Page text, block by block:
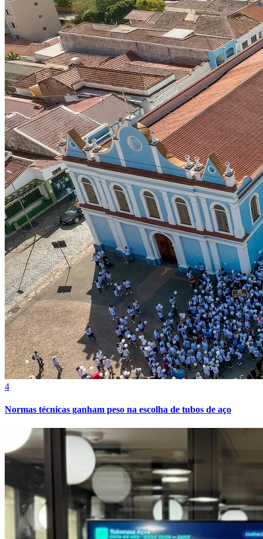
Cruzeiro
4
Normas técnicas ganham peso na escolha de tubos de aço